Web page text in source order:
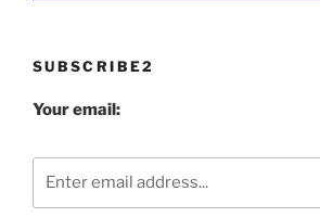
SUBSCRIBE2
Your email: